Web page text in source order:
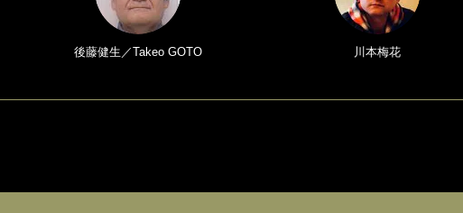
後藤健生／Takeo GOTO 川本梅花